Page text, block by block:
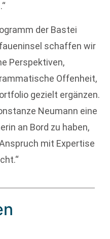
der Bastei
schaffen wir
Perspektiven,
Offenheit,
gezielt ergänzen.
Neumann eine
an Bord zu haben,
mit Expertise